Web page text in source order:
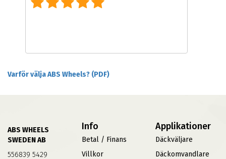
Varför välja ABS Wheels? (PDF)
ABS WHEELS
SWEDEN AB
556839 5429
Info
Betal / Finans
Villkor
Applikationer
Däckväljare
Däckomvandlare